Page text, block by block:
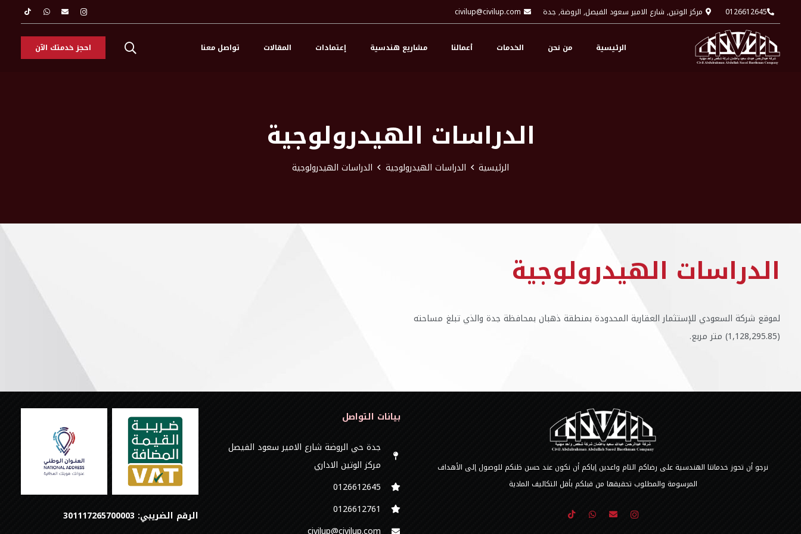
0126612645 مركز الوتين, شارع الامير سعود الفيصل, الروضة, جدة civilup@civilup.com
الرئيسية من نحن الخدمات أعمالنا مشاريع هندسية إعتمادات المقالات تواصل معنا احجز خدمتك الآن
الدراسات الهيدرولوجية
الرئيسية الدراسات الهيدرولوجية الدراسات الهيدرولوجية
الدراسات الهيدرولوجية
لموقع شركة السعودي للإستثمار العقارية المحدودة بمنطقة ذهبان بمحافظة جدة والذي تبلغ مساحته
(1,128,295.85) متر مربع.
نرجو أن تحوز خدماتنا الهندسية على رضاكم التام واعدين إياكم أن نكون عند حسن ظنكم للوصول إلى الأهداف
المرسومة والمطلوب تحقيقها من قبلكم بأقل التكاليف المادية
بيانات التواصل
جدة حي الروضة شارع الامير سعود الفيصل
مركز الوتين الاداري
0126612645‬
‭0126612761
الرقم الضريبي: 301117265700003